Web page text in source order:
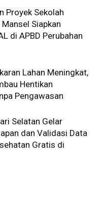
Proyek Sekolah
Siapkan
di APBD Perubahan
Lahan Meningkat,
Hentikan
Pengawasan
Selatan Gelar
dan Validasi Data
Gratis di